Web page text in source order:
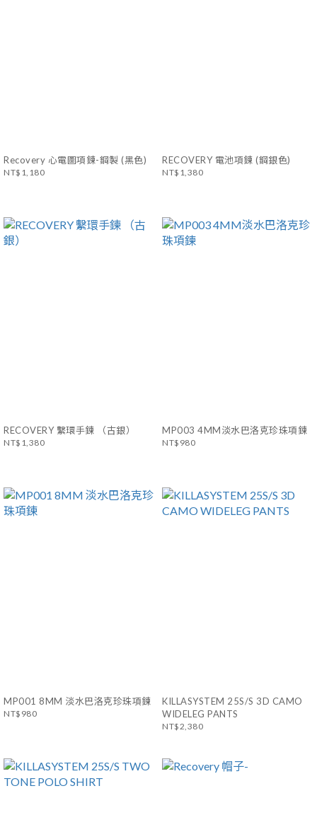
Recovery 心電圖項鍊-鋼製 (黑色)
NT$1,180
RECOVERY 電池項鍊 (鋼銀色)
NT$1,380
RECOVERY 繫環手鍊 （古銀）
NT$1,380
MP003 4MM淡水巴洛克珍珠項鍊
NT$980
MP001 8MM 淡水巴洛克珍珠項鍊
NT$980
KILLASYSTEM 25S/S 3D CAMO
WIDELEG PANTS
NT$2,380